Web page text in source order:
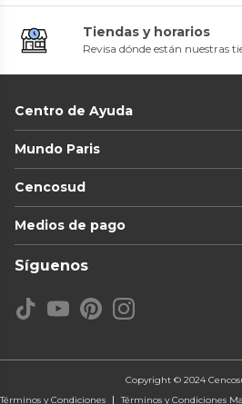
Tiendas y horarios
Revisa dónde están nuestras
Centro de Ayuda
Mundo Paris
Cencosud
Medios de pago
Síguenos
Copyright © 2024
Términos y Condiciones
Términos y Condiciones